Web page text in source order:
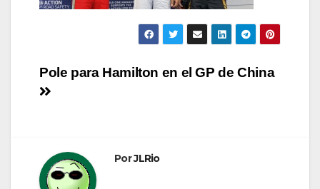
Navegación
Pole para Hamilton en el GP de China
PorJLRio